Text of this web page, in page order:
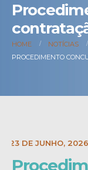
HOME NOTÍCIAS
PROCEDIMENTO
23 DE JUNHO, 2026